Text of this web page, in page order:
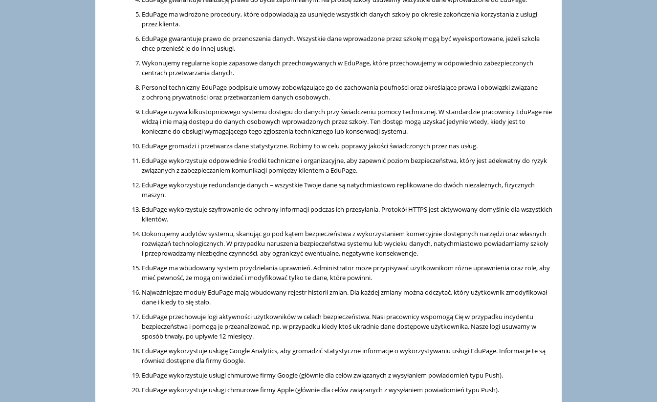
EduPage ma wdrożone procedury, które odpowiadają za usunięcie wszystkich danych szkoły po okresie zakończenia korzystania z usługi
przez klienta.
EduPage gwarantuje prawo do przenoszenia danych. Wszystkie dane wprowadzone przez szkołę mogą być wyeksportowane, jeżeli szkoła
chce przenieść je do innej usługi.
Wykonujemy regularne kopie zapasowe danych przechowywanych w EduPage, które przechowujemy w odpowiednio zabezpieczonych
centrach przetwarzania danych.
Personel techniczny EduPage podpisuje umowy zobowiązujące go do zachowania poufności oraz określające prawa i obowiązki związane
z ochroną prywatności oraz przetwarzaniem danych osobowych.
EduPage używa kilkustopniowego systemu dostępu do danych przy świadczeniu pomocy technicznej. W standardzie pracownicy EduPage nie
widzą i nie mają dostępu do danych osobowych wprowadzonych przez szkoły. Ten dostęp mogą uzyskać jedynie wtedy, kiedy jest to
konieczne do obsługi wymagającego tego zgłoszenia technicznego lub konserwacji systemu.
EduPage gromadzi i przetwarza dane statystyczne. Robimy to w celu poprawy jakości świadczonych przez nas usług.
EduPage wykorzystuje odpowiednie środki techniczne i organizacyjne, aby zapewnić poziom bezpieczeństwa, który jest adekwatny do ryzyk
związanych z zabezpieczaniem komunikacji pomiędzy klientem a EduPage.
EduPage wykorzystuje redundancje danych – wszystkie Twoje dane są natychmiastowo replikowane do dwóch niezależnych, fizycznych
maszyn.
EduPage wykorzystuje szyfrowanie do ochrony informacji podczas ich przesyłania. Protokół HTTPS jest aktywowany domyślnie dla wszystkich
klientów.
Dokonujemy audytów systemu, skanując go pod kątem bezpieczeństwa z wykorzystaniem komercyjnie dostępnych narzędzi oraz własnych
rozwiązań technologicznych. W przypadku naruszenia bezpieczeństwa systemu lub wycieku danych, natychmiastowo powiadamiamy szkoły
i przeprowadzamy niezbędne czynności, aby ograniczyć ewentualne, negatywne konsekwencje.
EduPage ma wbudowany system przydzielania uprawnień. Administrator może przypisywać użytkownikom różne uprawnienia oraz role, aby
mieć pewność, że mogą oni widzieć i modyfikować tylko te dane, które powinni.
Najważniejsze moduły EduPage mają wbudowany rejestr historii zmian. Dla każdej zmiany można odczytać, który użytkownik zmodyfikował
dane i kiedy to się stało.
EduPage przechowuje logi aktywności użytkowników w celach bezpieczeństwa. Nasi pracownicy wspomogą Cię w przypadku incydentu
bezpieczeństwa i pomogą je przeanalizować, np. w przypadku kiedy ktoś ukradnie dane dostępowe użytkownika. Nasze logi usuwamy w
sposób trwały, po upływie 12 miesięcy.
EduPage wykorzystuje usługę Google Analytics, aby gromadzić statystyczne informacje o wykorzystywaniu usługi EduPage. Informacje te są
również dostępne dla firmy Google.
EduPage wykorzystuje usługi chmurowe firmy Google (głównie dla celów związanych z wysyłaniem powiadomień typu Push).
EduPage wykorzystuje usługi chmurowe firmy Apple (głównie dla celów związanych z wysyłaniem powiadomień typu Push).